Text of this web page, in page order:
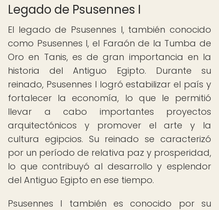
Legado de Psusennes I
El legado de Psusennes I, también conocido
como Psusennes I, el Faraón de la Tumba de
Oro en Tanis, es de gran importancia en la
historia del Antiguo Egipto. Durante su
reinado, Psusennes I logró estabilizar el país y
fortalecer la economía, lo que le permitió
llevar a cabo importantes proyectos
arquitectónicos y promover el arte y la
cultura egipcios. Su reinado se caracterizó
por un período de relativa paz y prosperidad,
lo que contribuyó al desarrollo y esplendor
del Antiguo Egipto en ese tiempo.
Psusennes I también es conocido por su